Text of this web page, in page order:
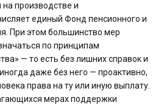
производстве и
единый Фонд пенсионного и
При этом большинство мер
по принципам
— то есть без лишних справок и
даже без него — проактивно,
права на ту или иную выплату.
мерах поддержки